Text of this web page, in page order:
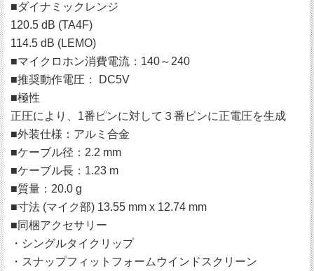
■ダイナミックレンジ
120.5 dB (TA4F)
114.5 dB (LEMO)
■マイクロホン消費電流：140～240
■推奨動作電圧： DC5V
■極性
正圧により、1番ピンに対して３番ピンに正電圧を生成
■外装仕様：アルミ合金
■ケーブル径：2.2 mm
■ケーブル長：1.23 m
■質量：20.0 g
■寸法 (マイク部) 13.55 mm x 12.74 mm
■同梱アクセサリー
・シングルタイクリップ
・スナップフィットフォームウインドスクリーン